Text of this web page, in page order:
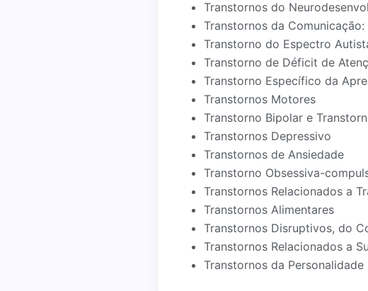
Transtornos do
Transtornos da
Transtorno do Espectro
Transtorno de Déficit de
Transtorno Específico da
Transtornos Motores
Transtorno Bipolar e
Transtornos Depressivo
Transtornos de Ansiedade
Transtorno Obsessiva-
Transtornos Relacionados a
Transtornos Alimentares
Transtornos Disruptivos, do
Transtornos Relacionados a
Transtornos da Personalidade